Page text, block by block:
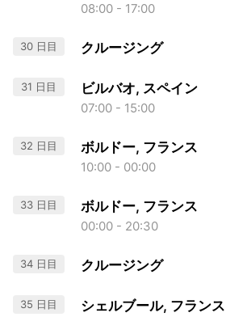
08:00 - 17:00
30 日目 クルージング
31 日目 ビルバオ, スペイン
07:00 - 15:00
32 日目 ボルドー, フランス
10:00 - 00:00
33 日目 ボルドー, フランス
00:00 - 20:30
34 日目 クルージング
35 日目 シェルブール, フランス